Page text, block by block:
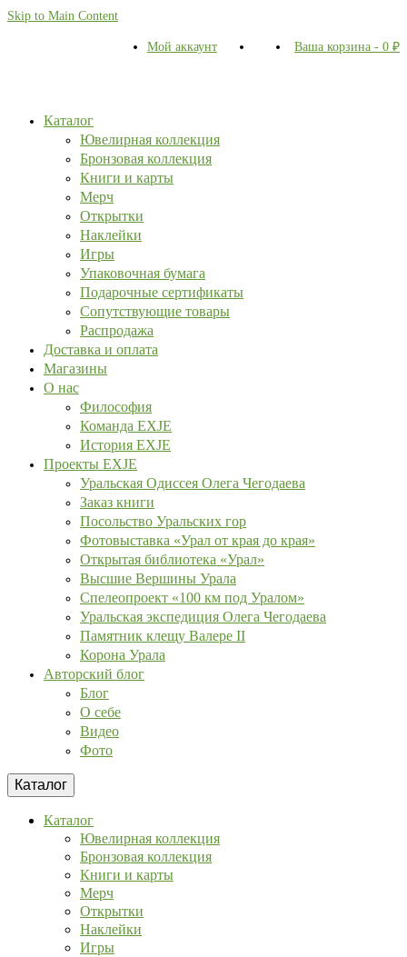
Skip to Main Content
Мой аккаунт Ваша корзина - 0 ₽
Каталог
Ювелирная коллекция
Бронзовая коллекция
Книги и карты
Мерч
Открытки
Наклейки
Игры
Упаковочная бумага
Подарочные сертификаты
Сопутствующие товары
Распродажа
Доставка и оплата
Магазины
О нас
Философия
Команда EXJE
История EXJE
Проекты EXJE
Уральская Одиссея Олега Чегодаева
Заказ книги
Посольство Уральских гор
Фотовыставка «Урал от края до края»
Открытая библиотека «Урал»
Высшие Вершины Урала
Спелеопроект «100 км под Уралом»
Уральская экспедиция Олега Чегодаева
Памятник клещу Валере II
Корона Урала
Авторский блог
Блог
О себе
Видео
Фото
Каталог
Каталог
Ювелирная коллекция
Бронзовая коллекция
Книги и карты
Мерч
Открытки
Наклейки
Игры